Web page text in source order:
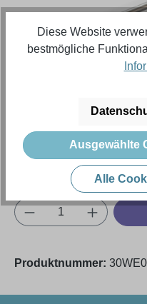
626,18 €
Inhalt: 1 Stück (Menge)
Preise exkl. MwSt. zzgl.
Produkt Anzahl:
Produktnummer:
Diese Website
bestmögliche
Ausgewählte
Alle